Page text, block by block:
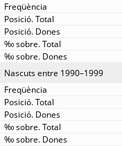
Nascuts entre 1990–1999